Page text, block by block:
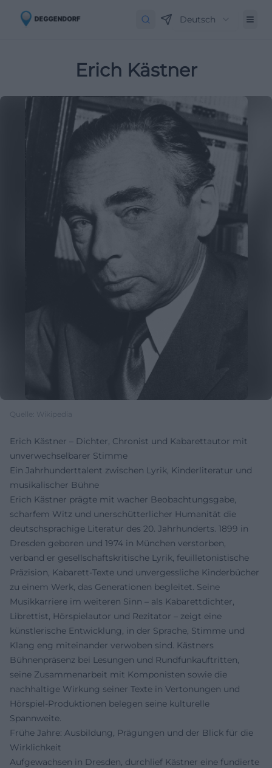
Deutsch
Erich Kästner
Quelle: Wikipedia
Erich Kästner – Dichter, Chronist und Kabarettautor mit
unverwechselbarer Stimme
Ein Jahrhunderttalent zwischen Lyrik, Kinderliteratur und
musikalischer Bühne
Erich Kästner prägte mit wacher Beobachtungsgabe,
scharfem Witz und unerschütterlicher Humanität die
deutschsprachige Literatur des 20. Jahrhunderts. 1899 in
Dresden geboren und 1974 in München verstorben,
verband er gesellschaftskritische Lyrik, feuilletonistische
Präzision, Kabarett-Texte und unvergessliche Kinderbücher
zu einem Werk, das Generationen begleitet. Seine
Musikkarriere im weiteren Sinn – als Kabarettdichter,
Librettist, Hörspielautor und Rezitator – zeigt eine
künstlerische Entwicklung, in der Sprache, Stimme und
Klang eng miteinander verwoben sind. Kästners
Bühnenpräsenz bei Lesungen und Rundfunkauftritten,
seine Zusammenarbeit mit Komponisten sowie die
nachhaltige Wirkung seiner Texte in Vertonungen und
Hörspiel-Produktionen belegen seine kulturelle
Spannweite.
Frühe Jahre: Ausbildung, Prägungen und der Blick für die
Wirklichkeit
Aufgewachsen in Dresden, durchlief Kästner eine fundierte